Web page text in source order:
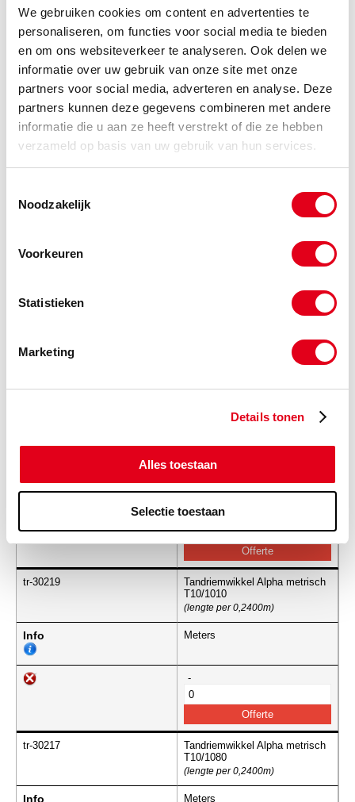
We gebruiken cookies om content en advertenties te
personaliseren, om functies voor social media te bieden
en om ons websiteverkeer te analyseren. Ook delen we
informatie over uw gebruik van onze site met onze
partners voor social media, adverteren en analyse. Deze
partners kunnen deze gegevens combineren met andere
informatie die u aan ze heeft verstrekt of die ze hebben
verzameld op basis van uw gebruik van hun services.
Noodzakelijk
Voorkeuren
Statistieken
Marketing
Details tonen
Alles toestaan
Selectie toestaan
tr-30181
Tandriemwikkel Alpha metrisch
T10/0900
Info Meters
tr-30183
Tandriemwikkel Alpha metrisch
Info
Tandriemwikkel Alpha metrisch
(lengte per 0,2400m)
Meters
-
tr-30219
Tandriemwikkel Alpha metrisch
T10/1010
(lengte per 0,2400m)
Info Meters
-
tr-30217
Tandriemwikkel Alpha metrisch
T10/1080
(lengte per 0,2400m)
Info Meters